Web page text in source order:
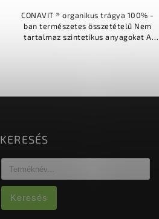
CONAVIT ® organikus trágya 100% -
ban természetes összetételű Nem
tartalmaz szintetikus anyagokat A
KERESÉS
Keresés